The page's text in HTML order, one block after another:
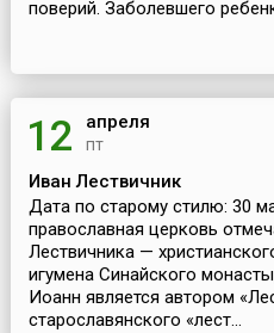
поверий. Заболевшего
12 апреля
пт
Иван Лествичник
Дата по старому стилю: 30
православная церковь
Лествичника —
игумена Синайского
Иоанн является автором
старославянского «лест...